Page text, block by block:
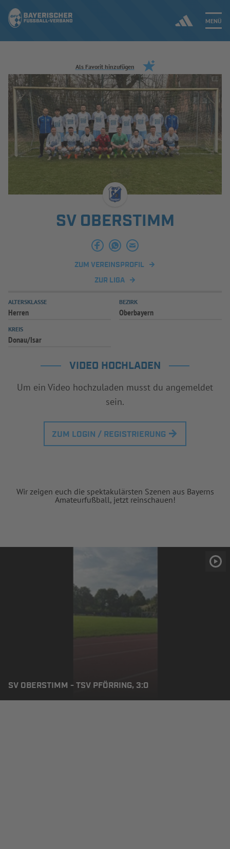
MENÜ
Jetzt einloggen
ERGEBNISSE & WETTBEWERBE
NEUIGKEITEN
SPIELBETRIEB & VERBANDSLEBEN
INFOTHEK SPIELPLUS
Als Favorit hinzufügen
SV OBERSTIMM
ZUM VEREINSPROFIL
ZUR LIGA
ALTERSKLASSE
Herren
BEZIRK
Oberbayern
KREIS
Donau/Isar
VIDEO HOCHLADEN
Um ein Video hochzuladen musst du angemeldet
sein.
ZUM LOGIN / REGISTRIERUNG
Wir zeigen euch die spektakulärsten Szenen aus Bayerns
Amateurfußball, jetzt reinschauen!
SV OBERSTIMM - TSV PFÖRRING, 3:0